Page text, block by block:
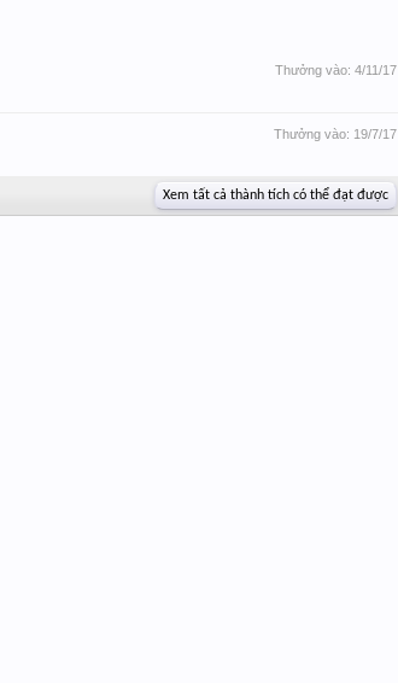
Thưởng vào: 4/11/17
Thưởng vào: 19/7/17
Xem tất cả thành tích có thể đạt được